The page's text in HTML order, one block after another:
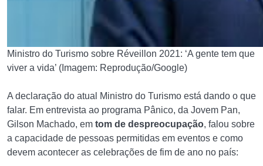
Ministro do Turismo sobre Réveillon 2021: ‘A gente tem que
viver a vida’ (Imagem: Reprodução/Google)
A declaração do atual Ministro do Turismo está dando o que
falar. Em entrevista ao programa Pânico, da Jovem Pan,
Gilson Machado, em tom de despreocupação, falou sobre
a capacidade de pessoas permitidas em eventos e como
devem acontecer as celebrações de fim de ano no país: